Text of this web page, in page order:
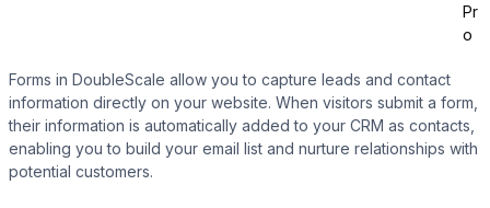
Pr
o
Forms in DoubleScale allow you to capture leads and contact
information directly on your website. When visitors submit a form,
their information is automatically added to your CRM as contacts,
enabling you to build your email list and nurture relationships with
potential customers.